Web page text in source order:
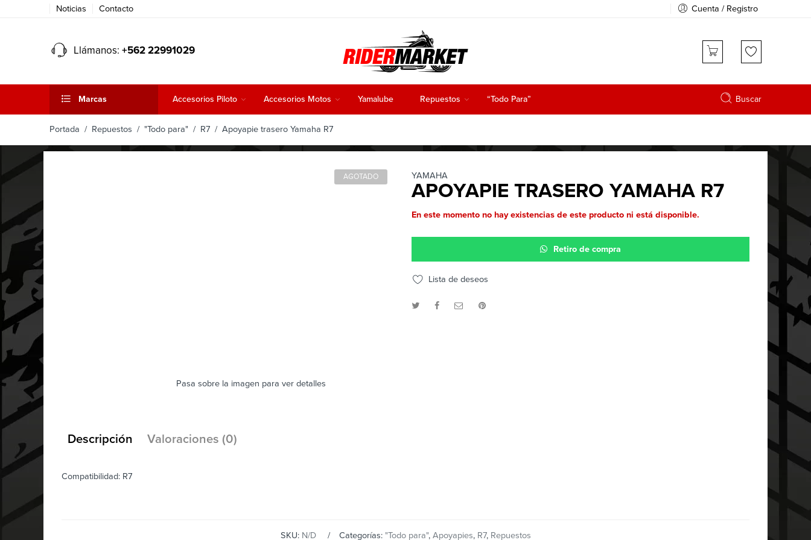
Noticias Contacto Cuenta / Registro
Llámanos: +562 22991029
Marcas Accesorios Piloto Accesorios Motos Yamalube Repuestos “Todo Para” Buscar
Portada / Repuestos / "Todo para" / R7 / Apoyapie trasero Yamaha R7
AGOTADO
Pasa sobre la imagen para ver detalles
YAMAHA
APOYAPIE TRASERO YAMAHA R7
En este momento no hay existencias de este producto ni está disponible.
Retiro de compra
Lista de deseos
Descripción Valoraciones (0)
Compatibilidad: R7
SKU: N/D Categorías: "Todo para", Apoyapies, R7, Repuestos